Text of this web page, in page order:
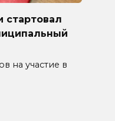
стартовал
на участие в